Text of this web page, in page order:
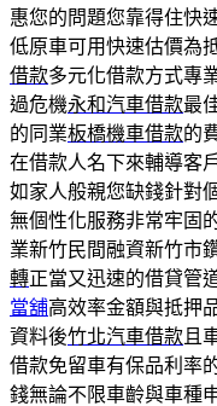
惠您的問題您靠得住快
低原車可用快速估價為
借款多元化借款方式專
過危機永和汽車借款最
的同業板橋機車借款的
在借款人名下來輔導客
如家人般親您缺錢針對
無個性化服務非常牢固
業新竹民間融資新竹市
轉正當又迅速的借貸管
當舖高效率金額與抵押
資料後竹北汽車借款 且
借款免留車有保品利率
錢無論不限車齡與車種